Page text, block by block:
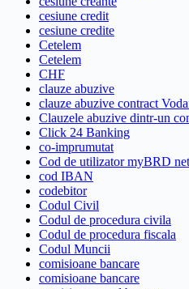
cesiune credit
cesiune credite
Cetelem
Cetelem
CHF
clauze abuzive
clauze abuzive contract
Clauzele abuzive dintr-un
Click 24 Banking
co-imprumutat
Cod de utilizator myBRD net
cod IBAN
codebitor
Codul Civil
Codul de procedura civila
Codul de procedura fiscala
Codul Muncii
comisioane bancare
comisioane bancare